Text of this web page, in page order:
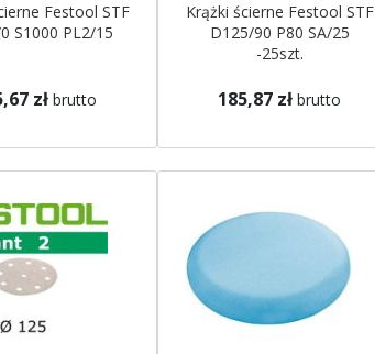
Festool STF
S1000 PL2/15
zł brutto
Krążki ścierne Festool STF
D125/90 P80 SA/25
-25szt.
185,87 zł brutto